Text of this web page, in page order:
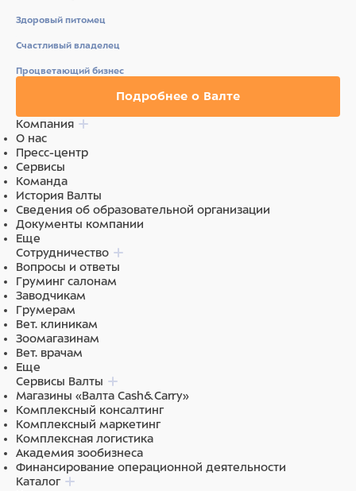
Здоровый питомец
Счастливый владелец
Процветающий бизнес
Подробнее о Валте
Компания
О нас
Пресс-центр
Сервисы
Команда
История Валты
Сведения об образовательной организации
Документы компании
Еще
Сотрудничество
Вопросы и ответы
Груминг салонам
Заводчикам
Грумерам
Вет. клиникам
Зоомагазинам
Вет. врачам
Еще
Сервисы Валты
Магазины «Валта Cash&Carry»
Комплексный консалтинг
Комплексный маркетинг
Комплексная логистика
Академия зообизнеса
Финансирование операционной деятельности
Каталог